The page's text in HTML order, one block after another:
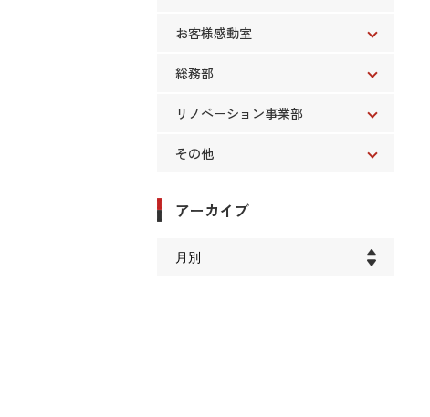
お客様感動室
総務部
リノベーション事業部
その他
アーカイブ